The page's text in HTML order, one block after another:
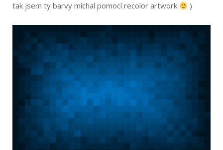
tak jsem ty barvy míchal pomocí recolor artwork
)